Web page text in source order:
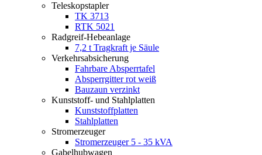
Teleskopstapler
TK 3713
RTK 5021
Radgreif-Hebeanlage
7,2 t Tragkraft je Säule
Verkehrsabsicherung
Fahrbare Absperrtafel
Absperrgitter rot weiß
Bauzaun verzinkt
Kunststoff- und Stahlplatten
Kunststoffplatten
Stahlplatten
Stromerzeuger
Stromerzeuger 5 - 35 kVA
Gabelhubwagen